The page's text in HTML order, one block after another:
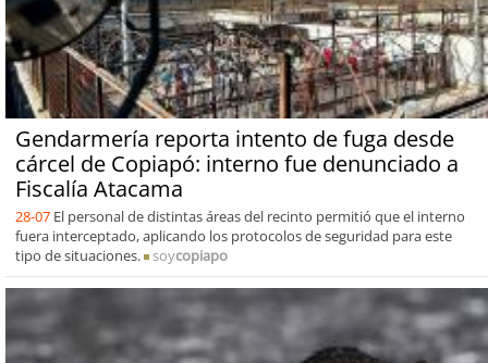
Gendarmería reporta intento de fuga desde
cárcel de Copiapó: interno fue denunciado a
Fiscalía Atacama
28-07 El personal de distintas áreas del recinto permitió que el interno
fuera interceptado, aplicando los protocolos de seguridad para este
tipo de situaciones.
soycopiapo